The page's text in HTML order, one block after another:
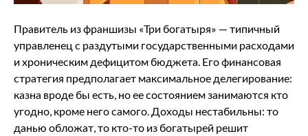
Правитель из франшизы «Три богатыря» — типичный
управленец с раздутыми государственными расходами
и хроническим дефицитом бюджета. Его финансовая
стратегия предполагает максимальное делегирование:
казна вроде бы есть, но ее состоянием занимаются кто
угодно, кроме него самого. Доходы нестабильны: то
данью обложат, то кто-то из богатырей решит